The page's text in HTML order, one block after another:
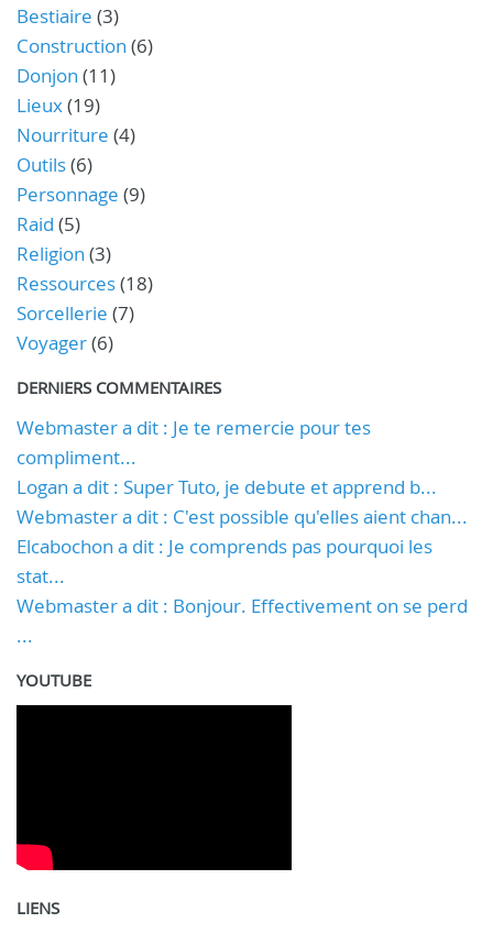
Bestiaire (3)
Construction (6)
Donjon (11)
Lieux(19)
Nourriture (4)
Outils(6)
Personnage (9)
Raid (5)
Religion (3)
Ressources(18)
Sorcellerie (7)
Voyager(6)
DERNIERS COMMENTAIRES
Webmaster a dit : Je te remercie pour tes
compliment...
Logan a dit : Super Tuto, je debute et apprend b...
Webmaster a dit : C'est possible qu'elles aient chan...
Elcabochon a dit : Je comprends pas pourquoi les
stat...
Webmaster a dit : Bonjour. Effectivement on se perd
...
YOUTUBE
LIENS